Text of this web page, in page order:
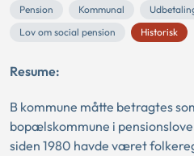
Pension
Kommunal
Lov om social pension
Historisk
Resume:
B kommune måtte betragtes
bopælskommune i
siden 1980 havde været